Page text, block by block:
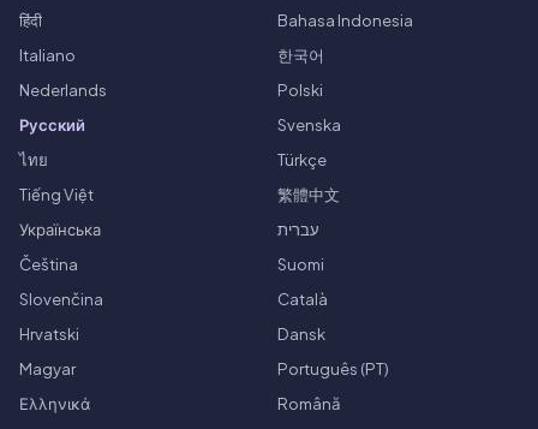
हिंदी
Bahasa Indonesia
Italiano
한국어
Nederlands
Polski
Русский
Svenska
ไทย
Türkçe
Tiếng Việt
繁體中文
Українська
עברית
Čeština
Suomi
Slovenčina
Català
Hrvatski
Dansk
Magyar
Português (PT)
Ελληνικά
Română